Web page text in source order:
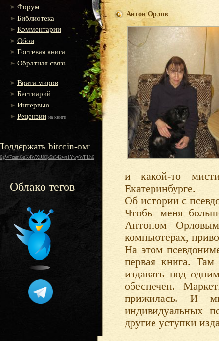
Форум
Библиотека
Комментарии
Обои
Гостевая книга
Обратная связь
Врата миров
Бестиарий
Интервью
Рецензии на книги
bitcoin-ом:
Облако тегов
Антон Орлов
и какой-то
Екатеринбурге.
Об истории с
Чтобы меня
Антоном
компьютерах,
На этом
первая книга.
издавать под
обеспечен.
прижилась. И
индивидуальных
другие уступки